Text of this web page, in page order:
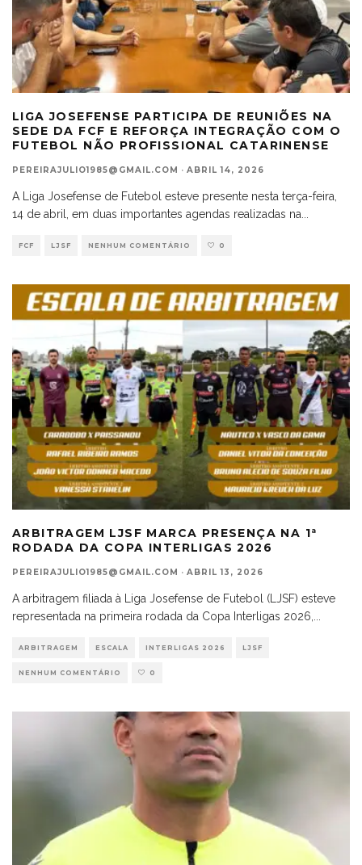
LIGA JOSEFENSE PARTICIPA DE REUNIÕES NA
SEDE DA FCF E REFORÇA INTEGRAÇÃO COM O
FUTEBOL NÃO PROFISSIONAL CATARINENSE
PEREIRAJULIO1985@GMAIL.COM · ABRIL 14, 2026
A Liga Josefense de Futebol esteve presente nesta terça-feira,
14 de abril, em duas importantes agendas realizadas na...
FCF LJSF NENHUM COMENTÁRIO 0
ARBITRAGEM LJSF MARCA PRESENÇA NA 1ª
RODADA DA COPA INTERLIGAS 2026
PEREIRAJULIO1985@GMAIL.COM · ABRIL 13, 2026
A arbitragem filiada à Liga Josefense de Futebol (LJSF) esteve
representada na primeira rodada da Copa Interligas 2026,
ARBITRAGEM ESCALA INTERLIGAS 2026 LJSF
NENHUM COMENTÁRIO 0